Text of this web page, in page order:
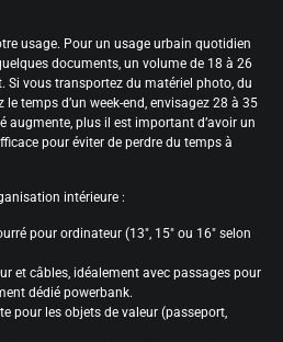
usage. Pour un usage urbain quotidien
documents, un volume de 18 à 26
Si vous transportez du matériel photo, du
temps d’un week-end, envisagez 28 à 35
augmente, plus il est important d’avoir un
pour éviter de perdre du temps à
intérieure :
pour ordinateur (13″, 15″ ou 16″ selon
et câbles, idéalement avec passages pour
dédié powerbank.
pour les objets de valeur (passeport,